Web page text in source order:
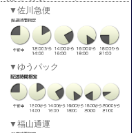
▼佐川急便
▼ゆうパック
▼福山通運